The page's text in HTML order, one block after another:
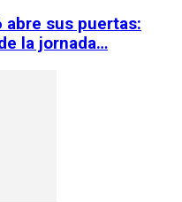
abre sus puertas:
la jornada…